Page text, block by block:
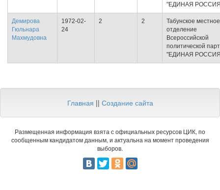
"ЕДИНАЯ
Демирова
Гюльнара
Махмудовна
1972-02-
24
2 2
Табунское местное
отделение
Всероссийской
политической
"ЕДИНАЯ
Главная || Создание сайта
Размещенная информация взята с официальных ресурсов ЦИК, по
сообщенным кандидатом данным, и актуальна на момент проведения
выборов.